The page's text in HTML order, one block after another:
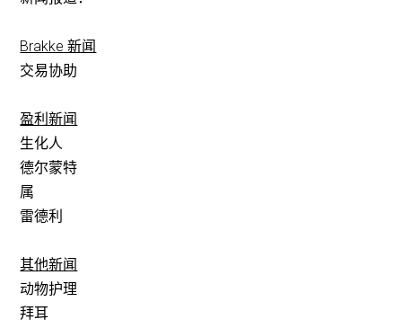
Brakke 新闻
交易协助
盈利新闻
生化人
德尔蒙特
属
雷德利
其他新闻
动物护理
拜耳